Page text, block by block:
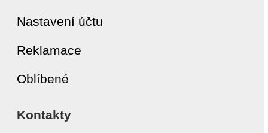
Nastavení účtu
Reklamace
Oblíbené
Kontakty